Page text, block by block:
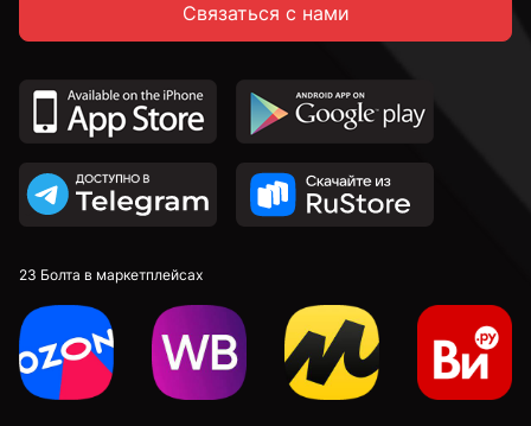
Связаться с нами
23 Болта в маркетплейсах